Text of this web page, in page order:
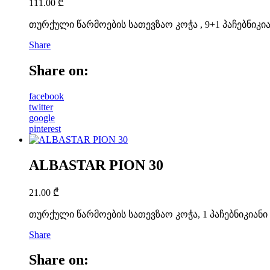
111.00 ₾
თურქული წარმოების სათევზაო კოჭა , 9+1
Share
Share on:
facebook
twitter
google
pinterest
ALBASTAR PION 30
21.00 ₾
თურქული წარმოების სათევზაო კოჭა, 1 პაჩებნიკიანი
Share
Share on: